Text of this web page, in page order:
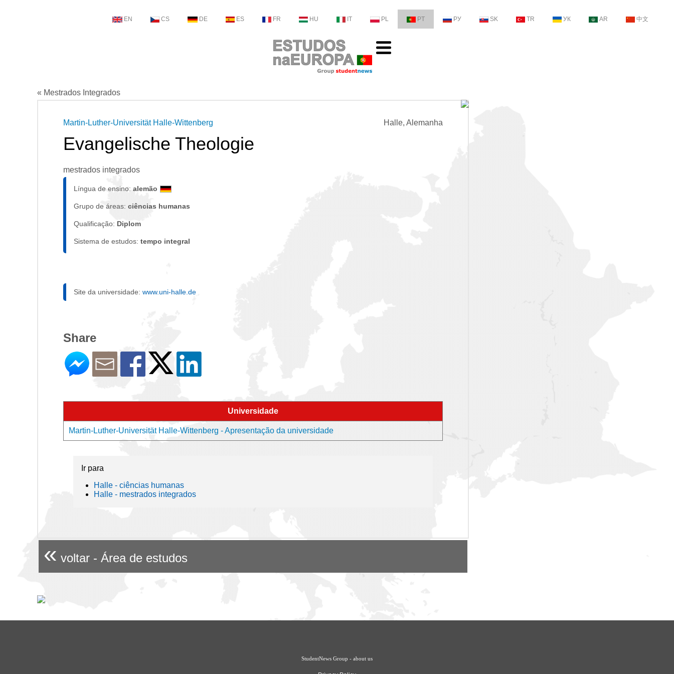
EN CS DE ES FR HU IT PL PT РУ SK TR УК AR 中文
« Mestrados Integrados
Halle, Alemanha
Martin-Luther-Universität Halle-Wittenberg
Evangelische Theologie
mestrados integrados
Língua de ensino: alemão
Grupo de áreas: ciências humanas
Qualificação: Diplom
Sistema de estudos: tempo integral
Site da universidade: www.uni-halle.de
Share
Universidade
Martin-Luther-Universität Halle-Wittenberg - Apresentação da universidade
Ir para
Halle - ciências humanas
Halle - mestrados integrados
« voltar - Área de estudos
StudentNews Group - about us